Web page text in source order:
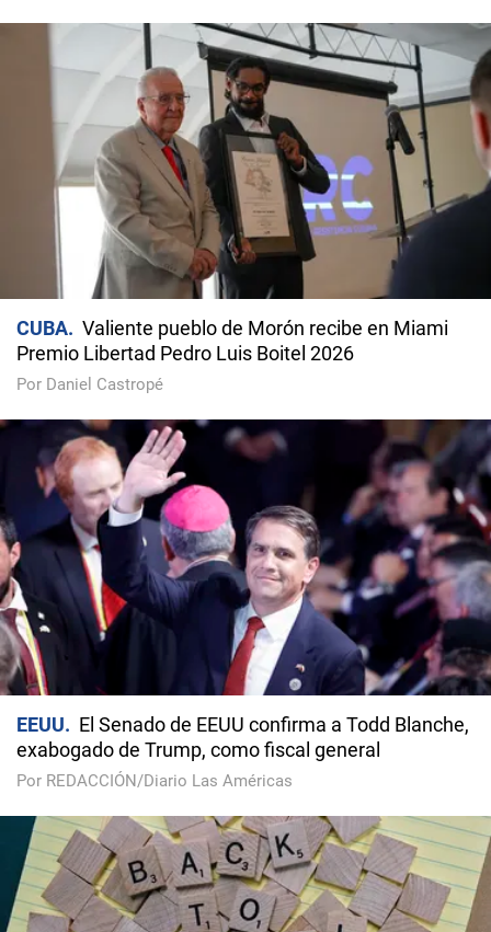
CUBA
Valiente pueblo de Morón recibe en Miami
Premio Libertad Pedro Luis Boitel 2026
Por Daniel Castropé
EEUU
El Senado de EEUU confirma a Todd Blanche,
exabogado de Trump, como fiscal general
Por REDACCIÓN/Diario Las Américas